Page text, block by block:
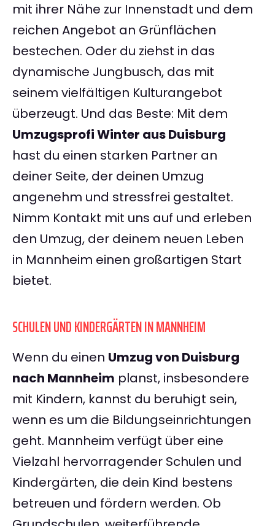
mit ihrer Nähe zur Innenstadt und dem
reichen Angebot an Grünflächen
bestechen. Oder du ziehst in das
dynamische Jungbusch, das mit
seinem vielfältigen Kulturangebot
überzeugt. Und das Beste: Mit dem
Umzugsprofi Winter aus Duisburg
hast du einen starken Partner an
deiner Seite, der deinen Umzug
angenehm und stressfrei gestaltet.
Nimm Kontakt mit uns auf und erleben
den Umzug, der deinem neuen Leben
in Mannheim einen großartigen Start
bietet.
SCHULEN UND KINDERGÄRTEN IN MANNHEIM
Wenn du einen Umzug von Duisburg
nach Mannheim planst, insbesondere
mit Kindern, kannst du beruhigt sein,
wenn es um die Bildungseinrichtungen
geht. Mannheim verfügt über eine
Vielzahl hervorragender Schulen und
Kindergärten, die dein Kind bestens
betreuen und fördern werden. Ob